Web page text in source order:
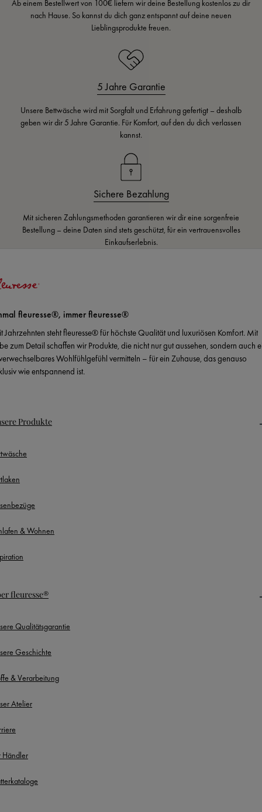
Ab einem Bestellwert von 100€ liefern wir deine Bestellung kostenlos zu dir
nach Hause. So kannst du dich ganz entspannt auf deine neuen
Lieblingsprodukte freuen.
5 Jahre Garantie
Unsere Bettwäsche wird mit Sorgfalt und Erfahrung gefertigt – deshalb
geben wir dir 5 Jahre Garantie. Für Komfort, auf den du dich verlassen
kannst.
Sichere Bezahlung
Mit sicheren Zahlungsmethoden garantieren wir dir eine sorgenfreie
Bestellung – deine Daten sind stets geschützt, für ein vertrauensvolles
Einkaufserlebnis.
fleuresse®, immer fleuresse®
Jahrzehnten steht fleuresse® für höchste Qualität und luxuriösen Komfort. Mit
zum Detail schaffen wir Produkte, die nicht nur gut aussehen, sondern auch
Wohlfühlgefühl vermitteln – für ein Zuhause, das genauso
wie entspannend ist.
Produkte
& Wohnen
fleuresse®
Qualitätsgarantie
Geschichte
& Verarbeitung
Atelier
Händler